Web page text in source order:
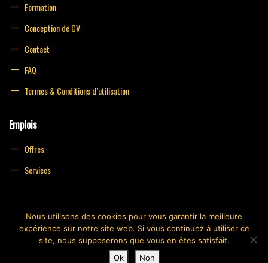
Formation
Conception de CV
Contact
FAQ
Termes & Conditions d’utilisation
Emplois
Offres
Services
© 2021 Faut Falla Le Work. Tous Droits Reservés. Design by
Nous utilisons des cookies pour vous garantir la meilleure
expérience sur notre site web. Si vous continuez à utiliser ce
site, nous supposerons que vous en êtes satisfait.
Ok
Non